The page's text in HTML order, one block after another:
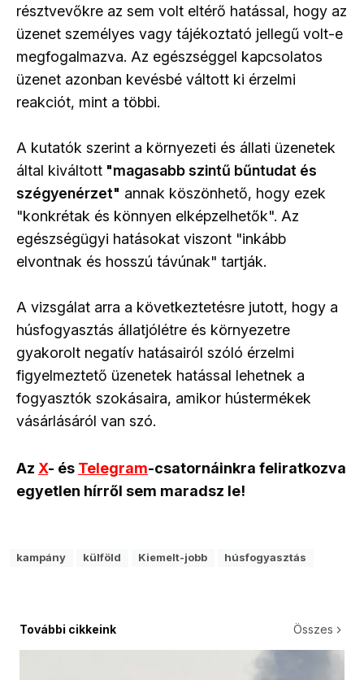
résztvevőkre az sem volt eltérő hatással, hogy az
üzenet személyes vagy tájékoztató jellegű volt-e
megfogalmazva. Az egészséggel kapcsolatos
üzenet azonban kevésbé váltott ki érzelmi
reakciót, mint a többi.
A kutatók szerint a környezeti és állati üzenetek
által kiváltott "magasabb szintű bűntudat és
szégyenérzet" annak köszönhető, hogy ezek
"konkrétak és könnyen elképzelhetők". Az
egészségügyi hatásokat viszont "inkább
elvontnak és hosszú távúnak" tartják.
A vizsgálat arra a következtetésre jutott, hogy a
húsfogyasztás állatjólétre és környezetre
gyakorolt negatív hatásairól szóló érzelmi
figyelmeztető üzenetek hatással lehetnek a
fogyasztók szokásaira, amikor hústermékek
vásárlásáról van szó.
Az X- és Telegram-csatornáinkra feliratkozva
egyetlen hírről sem maradsz le!
kampány külföld Kiemelt-jobb húsfogyasztás
További cikkeink Összes